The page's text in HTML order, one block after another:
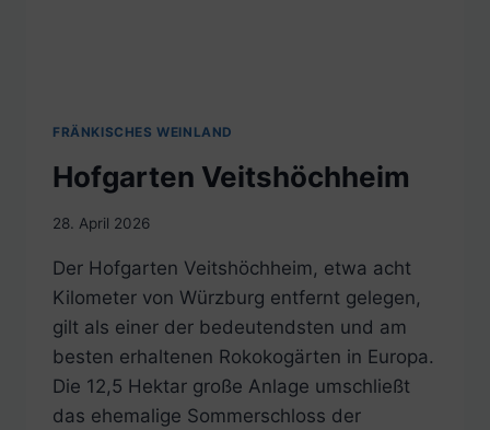
FRÄNKISCHES WEINLAND
Hofgarten Veitshöchheim
28. April 2026
Der Hofgarten Veitshöchheim, etwa acht
Kilometer von Würzburg entfernt gelegen,
gilt als einer der bedeutendsten und am
besten erhaltenen Rokokogärten in Europa.
Die 12,5 Hektar große Anlage umschließt
das ehemalige Sommerschloss der